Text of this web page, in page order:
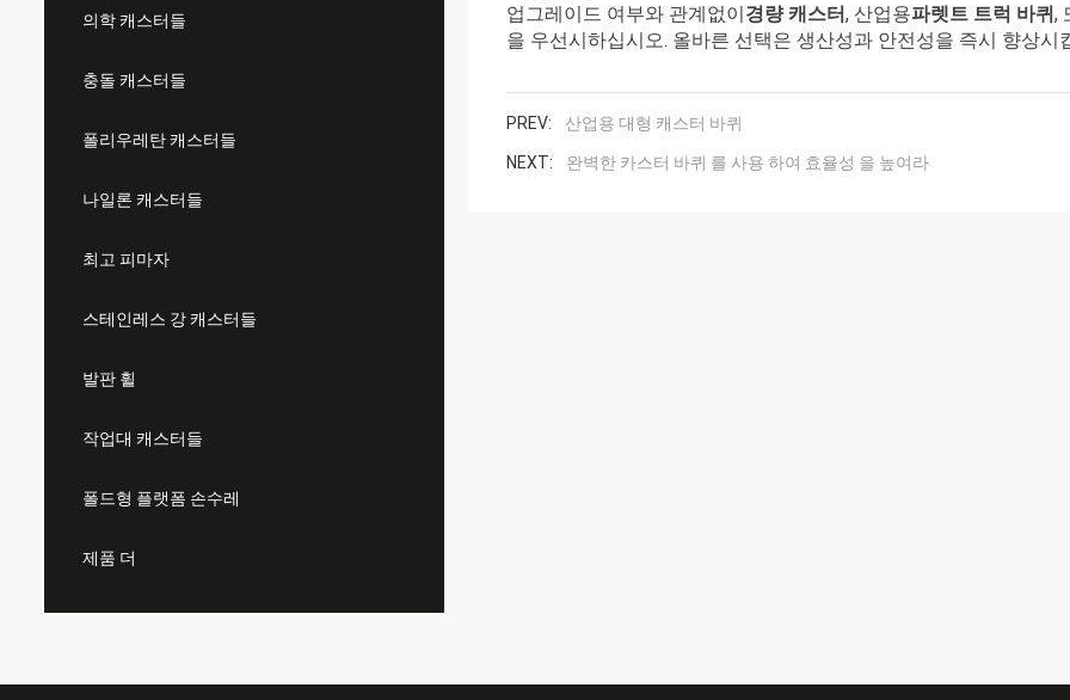
의학 캐스터들
충돌 캐스터들
폴리우레탄 캐스터들
나일론 캐스터들
최고 피마자
스테인레스 강 캐스터들
발판 휠
작업대 캐스터들
폴드형 플랫폼 손수레
제품 더
업그레이드 여부와 관계없이경량 캐스터, 산업용파렛트 트럭 바퀴,
을 우선시하십시오. 올바른 선택은 생산성과 안전성을 즉시 향상시
PREV: 산업용 대형 캐스터 바퀴
NEXT: 완벽한 카스터 바퀴 를 사용 하여 효율성 을 높여라